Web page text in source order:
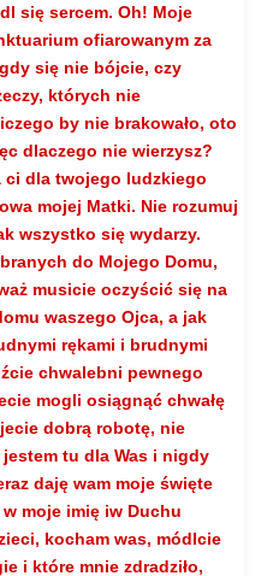
się sercem. Oh! Moje
ofiarowanym za
się nie bójcie, czy
których nie
by nie brakowało, oto
dlaczego nie wierzysz?
ci dla twojego ludzkiego
mojej Matki. Nie rozumuj
wszystko się wydarzy.
do Mojego Domu,
musicie oczyścić się na
waszego Ojca, a jak
rękami i brudnymi
chwalebni pewnego
mogli osiągnąć chwałę
dobrą robotę, nie
tu dla Was i nigdy
daję wam moje święte
moje imię iw Duchu
kocham was, módlcie
i które mnie zdradziło,